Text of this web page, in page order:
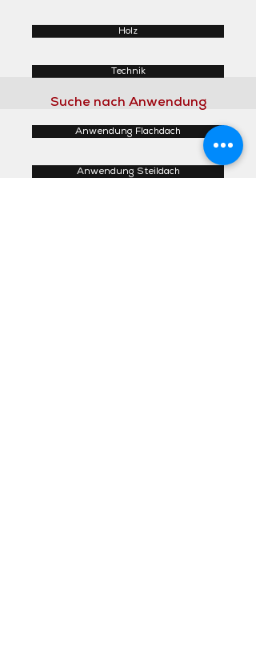
Holz
Technik
Suche nach Anwendung
Anwendung Flachdach
Anwendung Steildach